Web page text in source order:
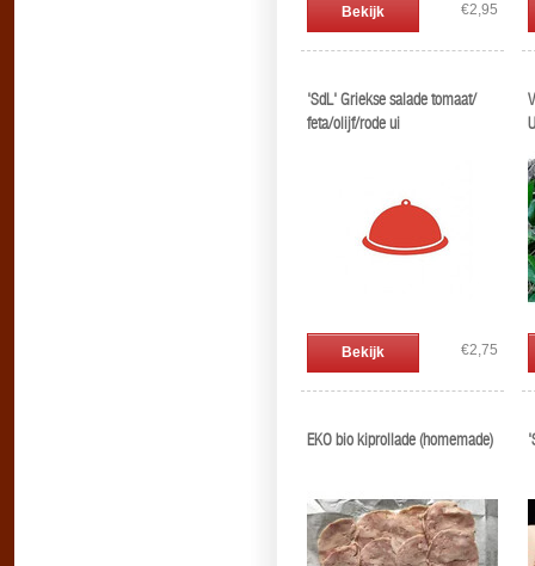
Bekijk €2,95
'SdL' Griekse salade tomaat/
feta/olijf/rode ui
Bekijk €2,75
EKO bio kiprollade (homemade)